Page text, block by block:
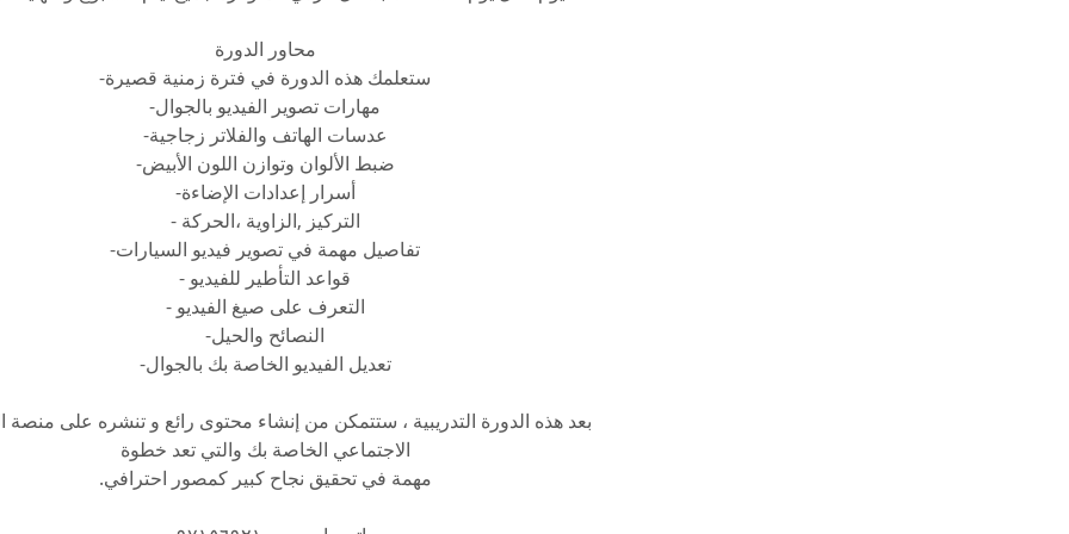
محاور الدورة
ستعلمك هذه الدورة في فترة زمنية قصيرة-
مهارات تصوير الفيديو بالجوال-
عدسات الهاتف والفلاتر زجاجية-
ضبط الألوان وتوازن اللون الأبيض-
أسرار إعدادات الإضاءة-
التركيز ,الزاوية ،الحركة -
تفاصيل مهمة في تصوير فيديو السيارات-
قواعد التأطير للفيديو -
التعرف على صيغ الفيديو -
النصائح والحيل-
تعديل الفيديو الخاصة بك بالجوال-
بعد هذه الدورة التدريبية ، ستتمكن من إنشاء محتوى رائع و تنشره على منصة
الاجتماعي الخاصة بك والتي تعد خطوة
مهمة في تحقيق نجاح كبير كمصور احترافي.